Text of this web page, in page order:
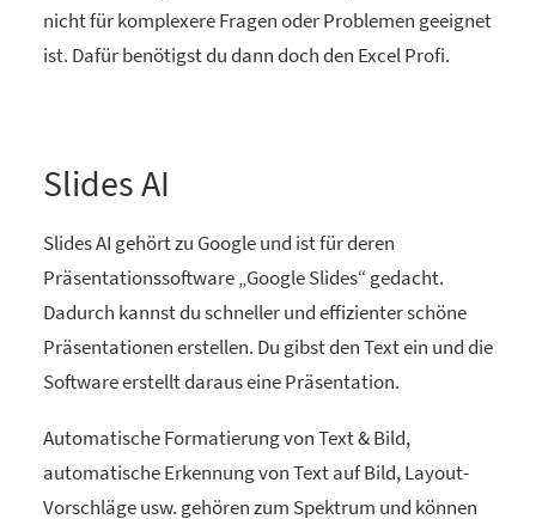
nicht für komplexere Fragen oder Problemen geeignet
ist. Dafür benötigst du dann doch den Excel Profi.
Slides AI
Slides AI gehört zu Google und ist für deren
Präsentationssoftware „Google Slides“ gedacht.
Dadurch kannst du schneller und effizienter schöne
Präsentationen erstellen. Du gibst den Text ein und die
Software erstellt daraus eine Präsentation.
Automatische Formatierung von Text & Bild,
automatische Erkennung von Text auf Bild, Layout-
Vorschläge usw. gehören zum Spektrum und können